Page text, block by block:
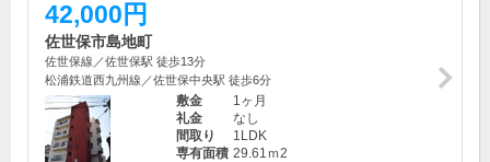
42,000円
佐世保市島地町
佐世保線／佐世保駅 徒歩13分
松浦鉄道西九州線／佐世保中央駅 徒歩6分
敷金
1ヶ月
礼金
なし
間取り
1LDK
専有面積 29.61ｍ2